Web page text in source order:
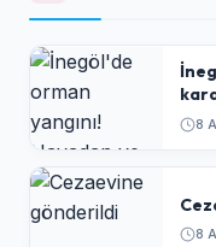
8
8